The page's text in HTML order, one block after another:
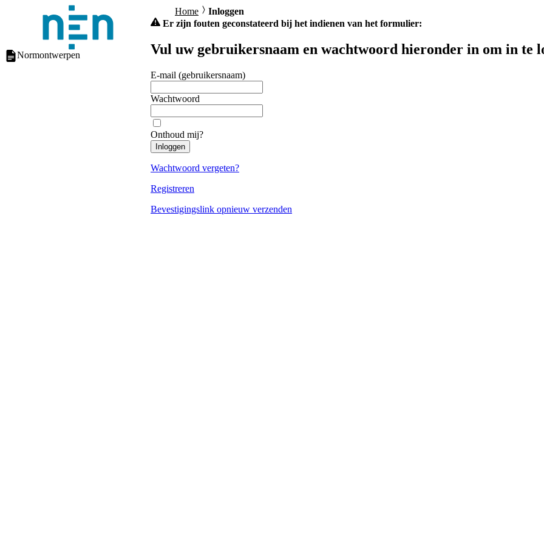
Normontwerpen
Home
Inloggen
Er zijn fouten geconstateerd bij het indienen van het formulier:
Vul uw gebruikersnaam en wachtwoord hieronder in om in te
E-mail (gebruikersnaam)
Wachtwoord
Onthoud mij?
Inloggen
Wachtwoord vergeten?
Registreren
Bevestigingslink opnieuw verzenden